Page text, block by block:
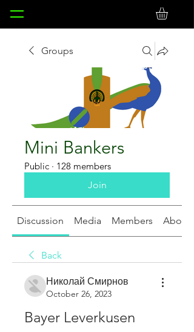
Groups
Mini Bankers
Public · 128 members
Join
Discussion Media Members About
Back
Николай Смирнов
October 26, 2023
Bayer Leverkusen